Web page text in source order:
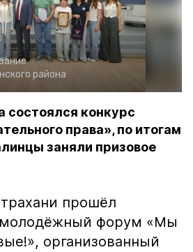
района
состоялся конкурс
права», по итогам
заняли призовое
прошёл
молодёжный форум «Мы
организованный